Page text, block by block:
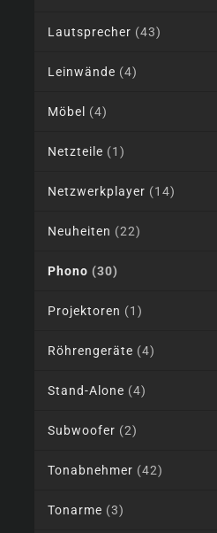
Lautsprecher (43)
Leinwände (4)
Möbel (4)
Netzteile (1)
Netzwerkplayer (14)
Neuheiten (22)
Phono (30)
Projektoren (1)
Röhrengeräte (4)
Stand-Alone (4)
Subwoofer (2)
Tonabnehmer (42)
Tonarme (3)